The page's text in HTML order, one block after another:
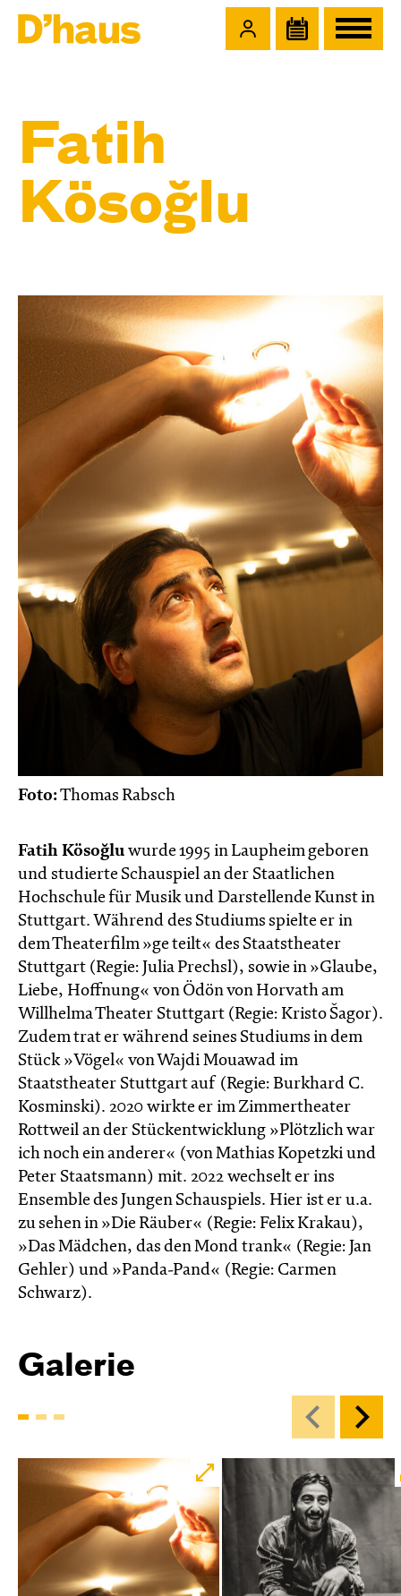
Fatih
Kösoğlu
Foto:Thomas Rabsch
Fatih Kösoğlu wurde 1995 in Laupheim geboren
und studierte Schauspiel an der Staatlichen
Hochschule für Musik und Darstellende Kunst in
Stuttgart. Während des Studiums spielte er in
dem Theaterfilm »ge teilt« des Staatstheater
Stuttgart (Regie: Julia Prechsl), sowie in »Glaube,
Liebe, Hoffnung« von Ödön von Horvath am
Willhelma Theater Stuttgart (Regie: Kristo Šagor).
Zudem trat er während seines Studiums in dem
Stück »Vögel« von Wajdi Mouawad im
Staatstheater Stuttgart auf (Regie: Burkhard C.
Kosminski). 2020 wirkte er im Zimmertheater
Rottweil an der Stückentwicklung »Plötzlich war
ich noch ein anderer« (von Mathias Kopetzki und
Peter Staatsmann) mit. 2022 wechselt er ins
Ensemble des Jungen Schauspiels. Hier ist er u.a.
zu sehen in »Die Räuber« (Regie: Felix Krakau),
»Das Mädchen, das den Mond trank« (Regie: Jan
Gehler) und »Panda-Pand« (Regie: Carmen
Schwarz).
Galerie